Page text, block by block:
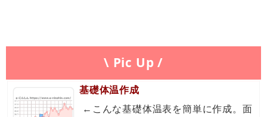
\ Pic Up /
基礎体温作成
←こんな基礎体温表を簡単に作成。面